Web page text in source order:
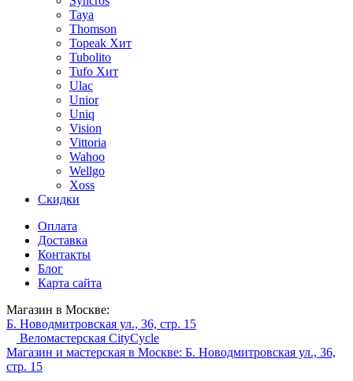
Taya
Thomson
Topeak Хит
Tubolito
Tufo Хит
Ulac
Unior
Uniq
Vision
Vittoria
Wahoo
Wellgo
Xoss
Скидки
Оплата
Доставка
Контакты
Блог
Карта сайта
Магазин в Москве:
Б. Новодмитровская ул., 36, стр. 15
Веломастерская CityCycle
Магазин и мастерская в Москве: Б. Новодмитровская ул., 36,
стр. 15